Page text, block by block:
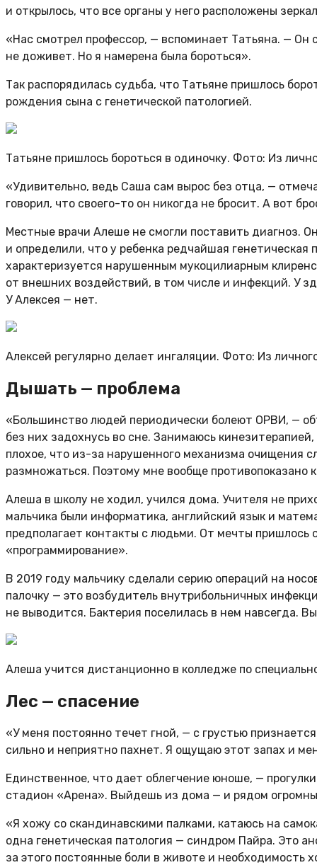
и открылось, что все органы у него расположены
«Нас смотрел профессор, — вспоминает Татьяна. — Он
не доживет. Но я намерена была бороться».
Так распорядилась судьба, что Татьяне пришлось
рождения сына с генетической патологией.
Татьяне пришлось бороться в одиночку. Фото: Из
«Удивительно, ведь Саша сам вырос без отца, —
говорил, что своего-то он никогда не бросит. А вот
Местные врачи Алеше не смогли поставить диагноз.
и определили, что у ребенка редчайшая
характеризуется нарушенным мукоцилиарным
от внешних воздействий, в том числе и инфекций. У
У Алексея — нет.
Алексей регулярно делает ингаляции. Фото: Из
Дышать — проблема
«Большинство людей периодически болеют ОРВИ, —
без них задохнусь во сне. Занимаюсь
плохое, что из-за нарушенного механизма очищения
размножаться. Поэтому мне вообще противопоказано
Алеша в школу не ходил, учился дома. Учителя не
мальчика были информатика, английский язык и
предполагает контакты с людьми. От мечты
«программирование».
В 2019 году мальчику сделали серию операций на
палочку — это возбудитель внутрибольничных
не выводится. Бактерия поселилась в нем навсегда.
Алеша учится дистанционно в колледже по
Лес — спасение
«У меня постоянно течет гной, — с грустью
сильно и неприятно пахнет. Я ощущаю этот запах и
Единственное, что дает облегчение юноше, —
стадион «Арена». Выйдешь из дома — и рядом
«Я хожу со скандинавскими палками, катаюсь на
одна генетическая патология — синдром Пайра. Это
за этого постоянные боли в животе и необходимость